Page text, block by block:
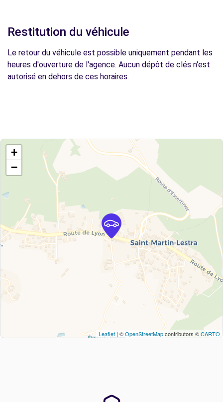
Restitution du véhicule
Le retour du véhicule est possible uniquement pendant les
heures d'ouverture de l'agence. Aucun dépôt de clés n'est
autorisé en dehors de ces horaires.
+
−
Leaflet | ©OpenStreetMapcontributors ©CARTO